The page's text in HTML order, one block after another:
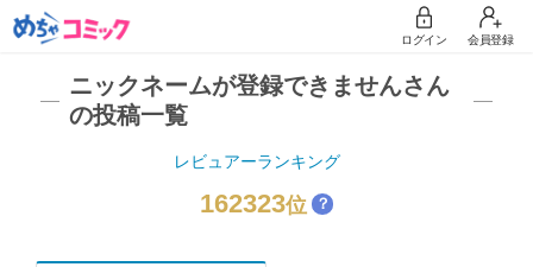
ログイン 会員登録
ニックネームが登録できませんさん
の投稿一覧
レビュアーランキング
162323位 ？